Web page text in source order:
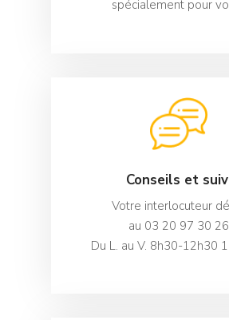
spécialement pour
Conseils et
Votre interlocuteur
au 03 20 97 30 26
Du L. au V. 8h30-12h30